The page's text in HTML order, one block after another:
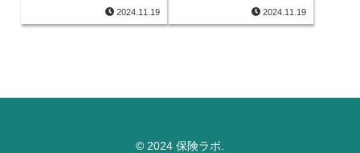
2024.11.19 2024.11.19
© 2024 保険ラボ.